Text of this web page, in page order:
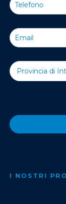
I NOSTRI